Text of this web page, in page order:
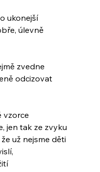
ukonejší
úlevně
zvedne
odcizovat
vzorce
jen tak ze zvyku
už nejsme děti